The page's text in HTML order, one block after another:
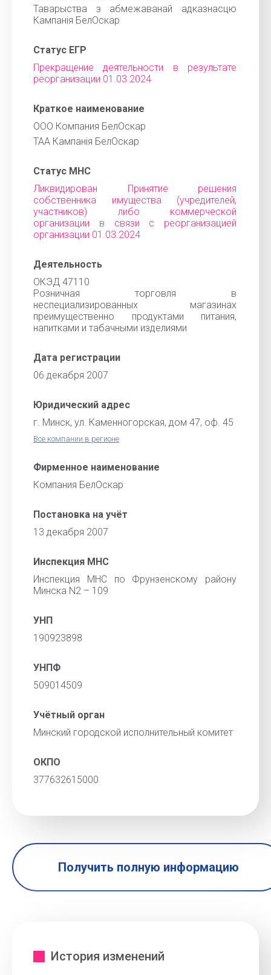
Таварыства з абмежаванай адказнасцю
Кампанія БелОскар
Статус ЕГР
Прекращение деятельности в результате
реорганизации 01.03.2024
Краткое наименование
ООО Компания БелОскар
ТАА Кампанія БелОскар
Статус МНС
Ликвидирован Принятие решения
собственника имущества (учредителей,
участников) либо коммерческой
организации в связи с реорганизацией
организации 01.03.2024
Деятельность
ОКЭД 47110
Розничная торговля в
неспециализированных магазинах
преимущественно продуктами питания,
напитками и табачными изделиями
Дата регистрации
06 декабря 2007
Юридический адрес
г. Минск, ул. Каменногорская, дом 47, оф. 45
Все компании в регионе
Фирменное наименование
Компания БелОскар
Постановка на учёт
13 декабря 2007
Инспекция МНС
Инспекция МНС по Фрунзенскому району
Минска N2 – 109
УНП
190923898
УНПФ
509014509
Учётный орган
Минский городской исполнительный комитет
ОКПО
377632615000
Получить полную информацию
История изменений